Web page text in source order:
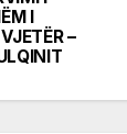
I
–